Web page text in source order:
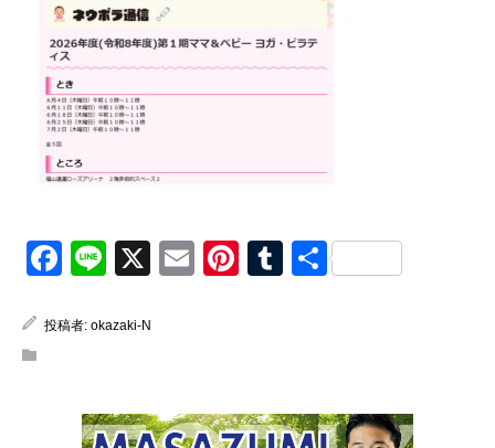
Facebook
Line
X EmailPinterest
Tumblr
共
投稿者: okazaki-N